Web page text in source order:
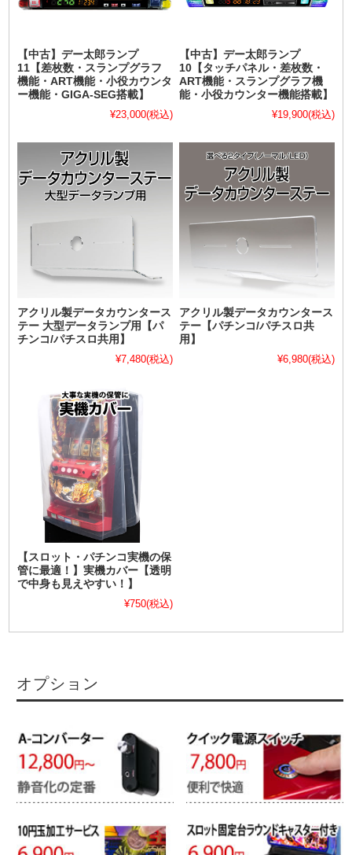
【中古】デー太郎ランプ
11【差枚数・スランプグラフ
機能・ART機能・小役カウンタ
ー機能・GIGA-SEG搭載】
¥23,000(税込)
【中古】デー太郎ランプ
10【タッチパネル・差枚数・
ART機能・スランプグラフ機
能・小役カウンター機能搭載】
¥19,900(税込)
アクリル製データカウンタース
テー 大型データランプ用【パ
チンコ/パチスロ共用】
¥7,480(税込)
アクリル製データカウンタース
テー【パチンコ/パチスロ共
用】
¥6,980(税込)
【スロット・パチンコ実機の保
管に最適！】実機カバー【透明
で中身も見えやすい！】
¥750(税込)
オプション